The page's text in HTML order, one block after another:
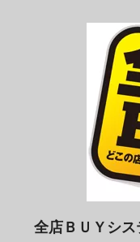
全店ＢＵＹシ